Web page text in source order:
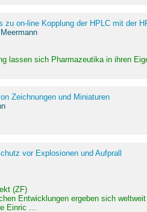
zu on-line Kopplung der HPLC mit der
lassen sich Pharmazeutika in ihren
Zeichnungen und Miniaturen
vor Explosionen und Aufprall
(ZF)
Entwicklungen ergeben sich
Einric ...